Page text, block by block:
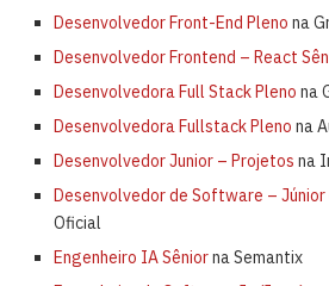
Desenvolvedor Front-End Pleno na
Desenvolvedor Frontend – React
Desenvolvedora Full Stack Pleno na
Desenvolvedora Fullstack Pleno na
Desenvolvedor Junior – Projetos na
Desenvolvedor de Software – Júnior
Oficial
Engenheiro IA Sêniorna Semantix